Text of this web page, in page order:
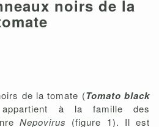
noirs de la
de la tomate (Tomato black
à la famille des
Nepovirus (figure 1). Il est